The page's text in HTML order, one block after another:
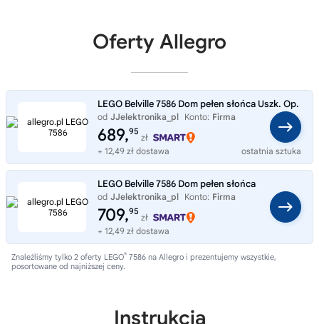
Oferty Allegro
LEGO Belville 7586 Dom pełen słońca Uszk. Op.
od JJelektronika_pl Konto: Firma
689,95
zł
+ 12,49 zł dostawa
ostatnia sztuka
LEGO Belville 7586 Dom pełen słońca
od JJelektronika_pl Konto: Firma
709,95
zł
+ 12,49 zł dostawa
Znaleźliśmy tylko 2 oferty LEGO® 7586 na Allegro i prezentujemy wszystkie,
posortowane od najniższej ceny.
Instrukcja